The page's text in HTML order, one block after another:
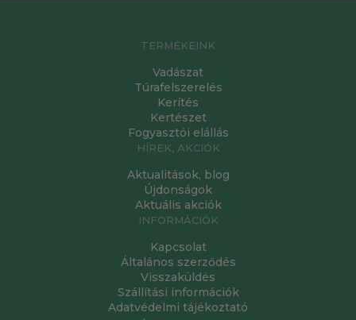
TERMÉKEINK
Vadászat
Túrafelszerelés
Kerítés
Kertészet
Fogyasztói elállás
HÍREK, AKCIÓK
Aktualitások, blog
Újdonságok
Aktuális akciók
INFORMÁCIÓK
Kapcsolat
Általános szerződés
Visszaküldés
Szállítási információk
Adatvédelmi tájékoztató